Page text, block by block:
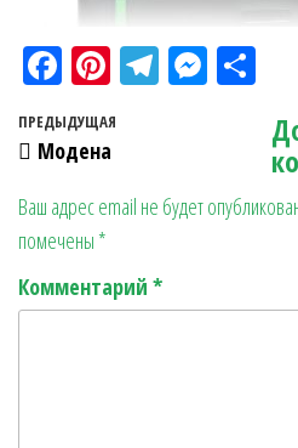
Fa
ce
bo
Pi
nt
er
t
Te
m
M
ge
ра
в
ит
Навигация по
Предыдущая запись
ПРЕДЫДУЩАЯ
Модена
Ваш адрес email не будет
помечены *
Комментарий *